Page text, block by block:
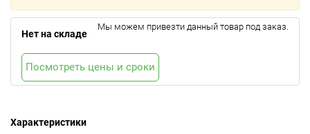
Характеристики
Нет на складе
Мы можем привезти данный товар под заказ.
Посмотреть цены и сроки